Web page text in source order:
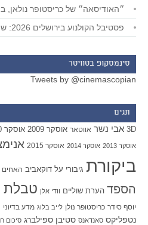
״האודיסאה״ של כריסטופר נולאן,
פסטיבל הקולנוע בירושלים 2026: שמונה או תשע המלצות
סינמסקופ בטוויטר
Tweets by @cinemascopian
תגים
3D אבי נשר אווטאר אוסקר 2009 אוסקר 2010
אוסקר 2013 אוסקר 2014 אוסקר 2015
ביקורת גיבורי על דוקאביב האחים
הספד הערת שוליים וודי אלן טבלת
יוסף סידר כריסטופר נולן לייב בלוג מדע בדיוני
נטפליקס סאנדאנס סטיבן ספילברג סיכום